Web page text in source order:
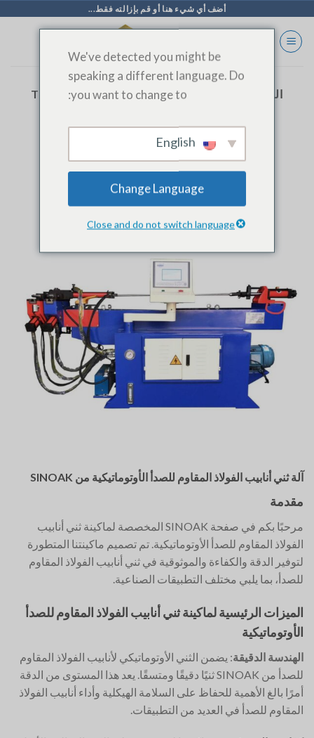
المحتوى
أضف أي شيء هنا أو قم بإزالته فقط...
الوسم الأرشيف:
المدونة
آلة ثني الأنابيب الفولاذ المقاوم للصدأ
الأوتوماتيكية
آلة ثني أنابيب الفولاذ المقاوم للصدأ الأوتوماتيكية من SINOAK
مقدمة
مرحبًا بكم في صفحة SINOAK المخصصة لماكينة ثني أنابيب
الفولاذ المقاوم للصدأ الأوتوماتيكية. تم تصميم ماكينتنا المتطورة
لتوفير الدقة والكفاءة والموثوقية في ثني أنابيب الفولاذ المقاوم
للصدأ، بما يلبي مختلف التطبيقات الصناعية.
الميزات الرئيسية لماكينة ثني أنابيب الفولاذ المقاوم للصدأ
الأوتوماتيكية
الهندسة الدقيقة: يضمن الثني الأوتوماتيكي لأنابيب الفولاذ المقاوم
للصدأ من SINOAK ثنيًا دقيقًا ومتسقًا. يعد هذا المستوى من الدقة
أمرًا بالغ الأهمية للحفاظ على السلامة الهيكلية وأداء أنابيب الفولاذ
المقاوم للصدأ في العديد من التطبيقات.
We've detected you might be
speaking a different language. Do
you want to change to:
Change Language
Close and do not switch language